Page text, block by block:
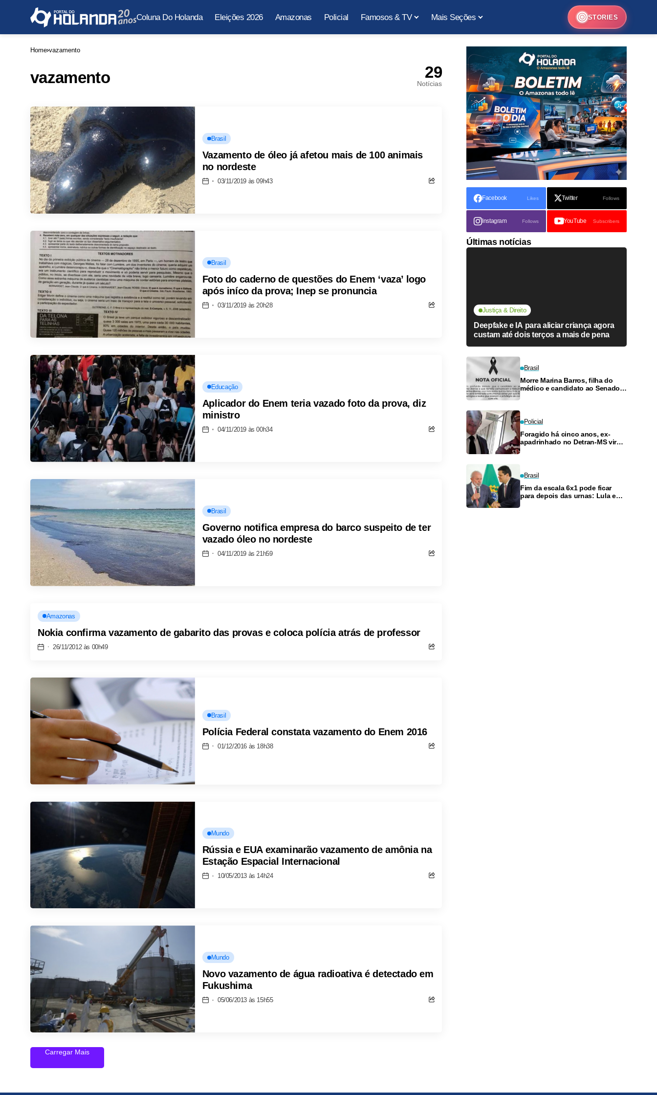
Coluna Do Holanda Eleições 2026 Amazonas Policial Famosos & TV Mais Seções STORIES
Home vazamento
vazamento 29
Notícias
Brasil
Vazamento de óleo já afetou mais de 100 animais
no nordeste
03/11/2019 às 09h43
Brasil
Foto do caderno de questões do Enem ‘vaza’ logo
após iníco da prova; Inep se pronuncia
03/11/2019 às 20h28
Educação
Aplicador do Enem teria vazado foto da prova, diz
ministro
04/11/2019 às 00h34
Brasil
Governo notifica empresa do barco suspeito de ter
vazado óleo no nordeste
04/11/2019 às 21h59
Amazonas
Nokia confirma vazamento de gabarito das provas e coloca polícia atrás de professor
26/11/2012 às 00h49
Brasil
Polícia Federal constata vazamento do Enem 2016
01/12/2016 às 18h38
Mundo
Rússia e EUA examinarão vazamento de amônia na
Estação Espacial Internacional
10/05/2013 às 14h24
Mundo
Novo vazamento de água radioativa é detectado em
Fukushima
05/06/2013 às 15h55
Carregar Mais
Facebook Likes Twitter Follows
Instagram Follows YouTube Subscribers
Últimas notícias
Justiça & Direito
Deepfake e IA para aliciar criança agora
custam até dois terços a mais de pena
Brasil
Morre Marina Barros, filha do
médico e candidato ao Senado
Policial
Foragido há cinco anos, ex-
apadrinhado no Detran-MS vira
Brasil
Fim da escala 6x1 pode ficar
para depois das urnas: Lula e